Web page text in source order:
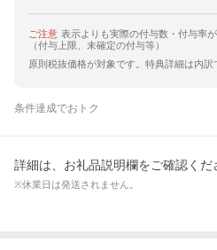
ご注意 表示よりも実際の付与数・付与率
（付与上限、未確定の付与等）
原則税抜価格が対象です。特典詳細は内訳
条件達成でおトク
詳細は、お礼品説明欄をご確認くだ
※休業日は発送されません。